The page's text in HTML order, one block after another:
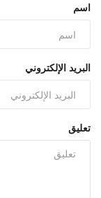
اسم
البريد الإلكتروني
تعليق